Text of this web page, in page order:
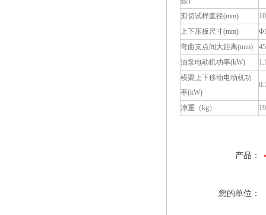
剪切试样直径(mm)
10
上下压板尺寸(mm)
弯曲支点间大距离(mm)
油泵电动机功率(kW)
横梁上下移动电动机功
率(kW)
净重（kg）
产品：
您的单位：